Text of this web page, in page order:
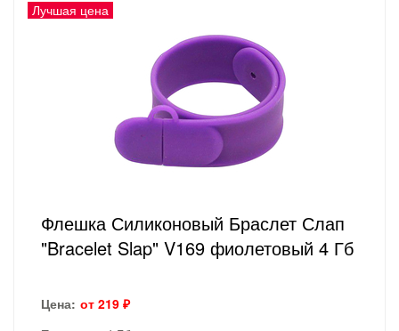
Лучшая цена
Флешка Силиконовый Браслет Слап
"Bracelet Slap" V169 фиолетовый 4 Гб
Цена: от 219 ₽